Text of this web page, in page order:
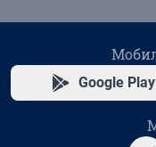
Google Play